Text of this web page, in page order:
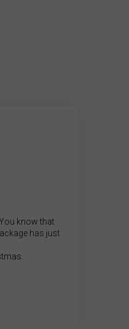
know that
has just